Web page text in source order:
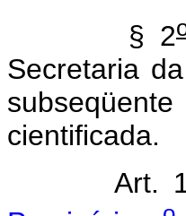
§ 2
Secretaria
cientificada.
Art.